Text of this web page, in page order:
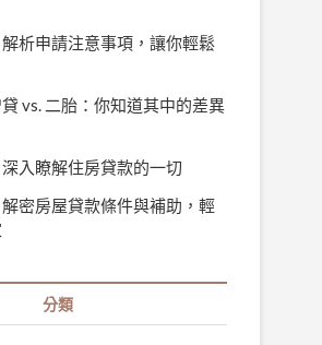
析申請注意事項，讓你輕鬆
vs. 二胎：你知道其中的差異
入瞭解住房貸款的一切
密房屋貸款條件與補助，輕
分類